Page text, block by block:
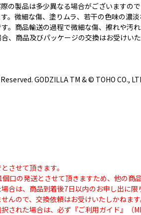
の製品は多少異なる場合がございますので
。微細な傷、塗りムラ、若干の色味の濃
。商品輸送の過程で微細な傷、擦れや汚れ
、商品及びパッケージの交換はお受けい
GODZILLA TM & © TOHO CO.,
させて頂きます。
口の発送とさせて頂きますため、他の商
合は、商品到着後7日以内のお申し出に限
んので、交換依頼はお受けいたしかねます
された場合は、必ず『ご利用ガイド』